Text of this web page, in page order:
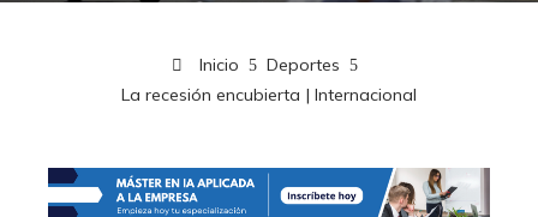
Inicio
Deportes
La recesión encubierta | Internacional